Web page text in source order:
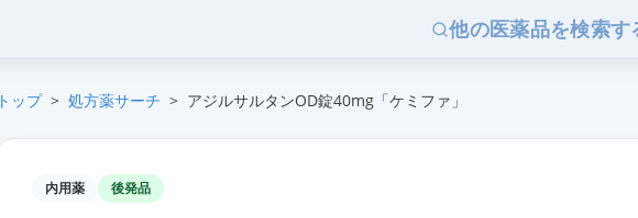
他の医薬品を検索す
トップ > 処方薬サーチ > アジルサルタンOD錠40mg「ケミファ」
内用薬 後発品